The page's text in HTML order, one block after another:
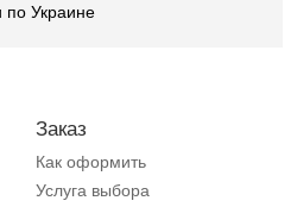
Украине
Заказ
Как оформить
Услуга выбора